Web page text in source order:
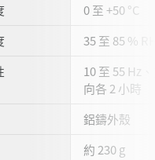
0 至 +50 °C
35 至 85 %
10 至 55 Hz
向各 2 小時
鋁鑄外殼
約 230 g